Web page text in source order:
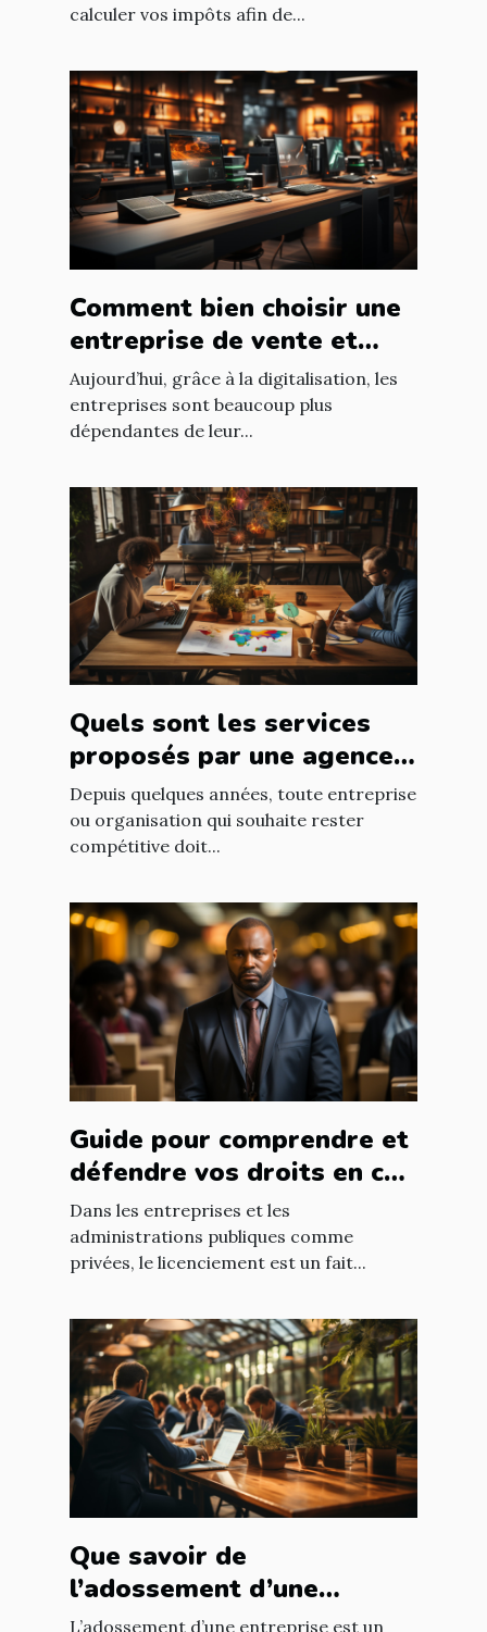
calculer vos impôts afin de...
Comment bien choisir une
entreprise de vente et
d'installation de parc
informatique ?
Aujourd’hui, grâce à la digitalisation, les
entreprises sont beaucoup plus
dépendantes de leur...
Quels sont les services
proposés par une agence
web ?
Depuis quelques années, toute entreprise
ou organisation qui souhaite rester
compétitive doit...
Guide pour comprendre et
défendre vos droits en cas
de licenciement abusif
Dans les entreprises et les
administrations publiques comme
privées, le licenciement est un fait...
Que savoir de
l’adossement d’une
entreprise ?
L’adossement d’une entreprise est un